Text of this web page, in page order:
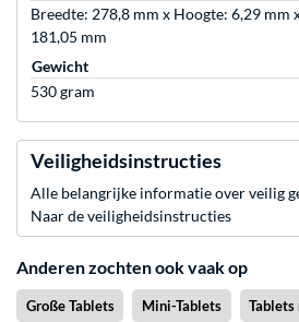
Breedte: 278,8 mm x Hoogte: 6,29 mm
181,05 mm
Gewicht
530 gram
Veiligheidsinstructies
Alle belangrijke informatie over veilig
Naar de veiligheidsinstructies
Anderen zochten ook vaak op
Große Tablets Mini-Tablets